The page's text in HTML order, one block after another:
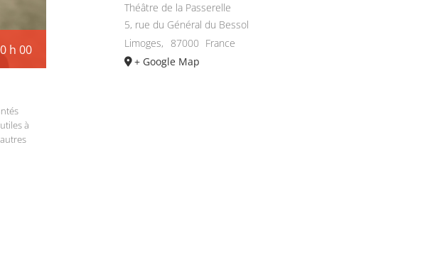
h 00
à
Théâtre de la Passerelle
5, rue du Général du Bessol
Limoges, 87000 France
+ Google Map